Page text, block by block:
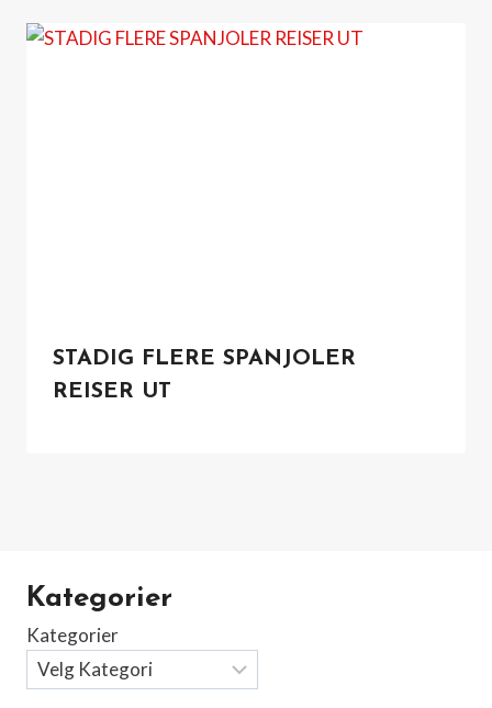
STADIG FLERE SPANJOLER
REISER UT
Kategorier
Kategorier